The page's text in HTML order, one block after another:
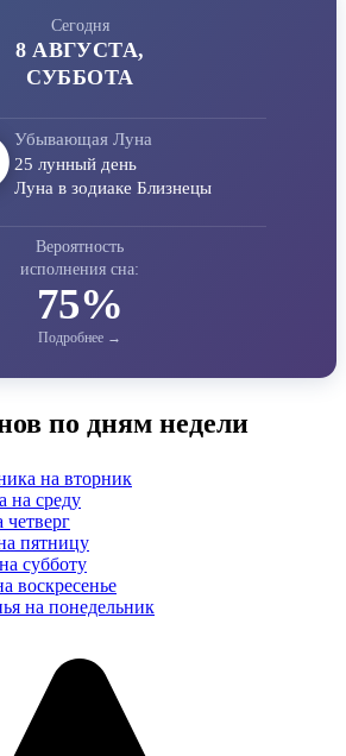
Сегодня
8 АВГУСТА,
СУББОТА
Убывающая Луна
25 лунный день
Луна в зодиаке Близнецы
Вероятность
исполнения сна:
75%
по дням недели
на вторник
на среду
пятницу
субботу
воскресенье
на понедельник